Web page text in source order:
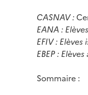
CASNAV :
EANA :
EFIV :
EBEP :
Sommaire :